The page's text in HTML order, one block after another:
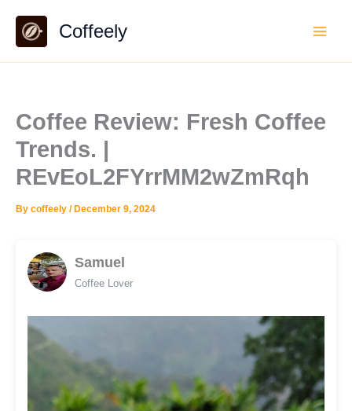
content
Coffeely
Coffee Review: Fresh Coffee
Trends. |
REvEoL2FYrrMM2wZmRqh
By coffeely / December 9, 2024
Samuel
Coffee Lover